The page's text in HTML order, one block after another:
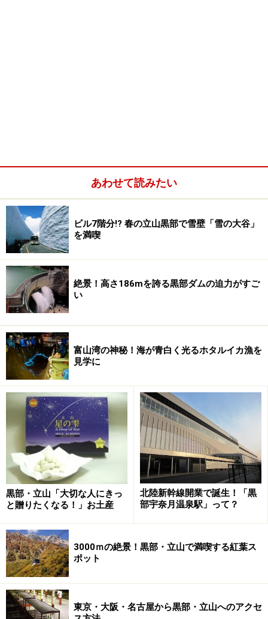
あわせて読みたい
ビル7階分!? 春の立山黒部で雪壁「雪の大谷」
を満喫
絶景！高さ186mを誇る黒部ダムの迫力がすご
い
富山湾の神秘！海が青白く光るホタルイカ漁を
見学に
黒部・立山「大切な人にきっ
と贈りたくなる！」お土産
北陸新幹線開業で誕生！「黒
部宇奈月温泉駅」って？
3000ｍの絶景！黒部・立山で満喫する紅葉ス
ポット
東京・大阪・名古屋から黒部・立山へのアクセ